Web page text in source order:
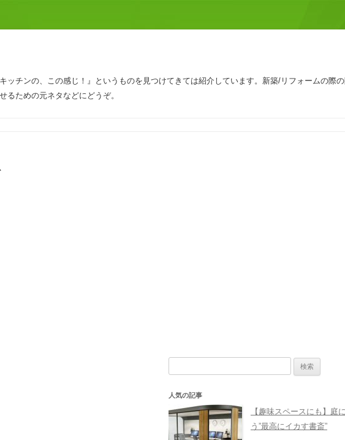
ッチンの、この感じ！』というものを見つけてきては紹介しています。新築/リフォームの際
るための元ネタなどにどうぞ。
人気の記事
【趣味スペースにも】庭
う”最高にイカす書斎”